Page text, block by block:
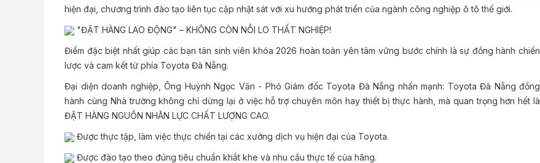
hiện đại, chương trình đào tạo liên tục cập nhật sát với xu hướng phát triển của ngành công nghiệp ô tô thế giới.
"ĐẶT HÀNG LAO ĐỘNG" – KHÔNG CÒN NỖI LO THẤT NGHIỆP!
Điểm đặc biệt nhất giúp các bạn tân sinh viên khóa 2026 hoàn toàn yên tâm vững bước chính là sự đồng hành chiến
lược và cam kết từ phía Toyota Đà Nẵng.
Đại diện doanh nghiệp, Ông Huỳnh Ngọc Văn - Phó Giám đốc Toyota Đà Nẵng nhấn mạnh: Toyota Đà Nẵng đồng
hành cùng Nhà trường không chỉ dừng lại ở việc hỗ trợ chuyên môn hay thiết bị thực hành, mà quan trọng hơn hết là
ĐẶT HÀNG NGUỒN NHÂN LỰC CHẤT LƯỢNG CAO.
Được thực tập, làm việc thực chiến tại các xưởng dịch vụ hiện đại của Toyota.
Được đào tạo theo đúng tiêu chuẩn khắt khe và nhu cầu thực tế của hãng.